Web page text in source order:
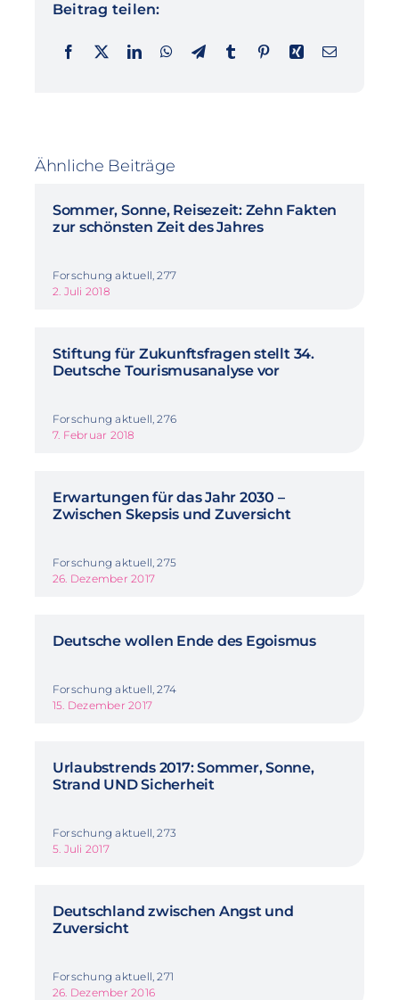
Beitrag teilen:
Ähnliche Beiträge
Sommer, Sonne, Reisezeit: Zehn Fakten
zur schönsten Zeit des Jahres
Forschung aktuell, 277
2. Juli 2018
Stiftung für Zukunftsfragen stellt 34.
Deutsche Tourismusanalyse vor
Forschung aktuell, 276
7. Februar 2018
Erwartungen für das Jahr 2030 –
Zwischen Skepsis und Zuversicht
Forschung aktuell, 275
26. Dezember 2017
Deutsche wollen Ende des Egoismus
Forschung aktuell, 274
15. Dezember 2017
Urlaubstrends 2017: Sommer, Sonne,
Strand UND Sicherheit
Forschung aktuell, 273
5. Juli 2017
Deutschland zwischen Angst und
Zuversicht
Forschung aktuell, 271
26. Dezember 2016